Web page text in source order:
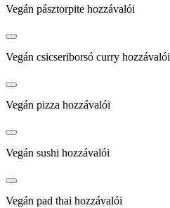
Vegán pásztorpite hozzávalói
Vegán csicseriborsó curry hozzávalói
Vegán pizza hozzávalói
Vegán sushi hozzávalói
Vegán pad thai hozzávalói